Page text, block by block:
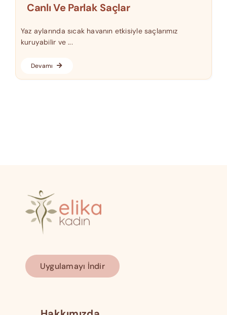
Canlı Ve Parlak Saçlar
Yaz aylarında sıcak havanın etkisiyle saçlarımız
kuruyabilir ve ...
Devamı
Uygulamayı İndir